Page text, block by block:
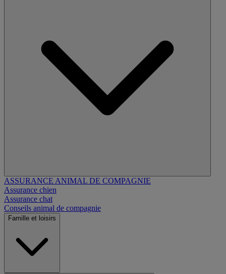
ASSURANCE ANIMAL DE COMPAGNIE
Assurance chien
Assurance chat
Conseils animal de compagnie
Famille et loisirs